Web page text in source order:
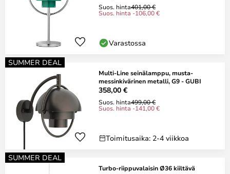
Suos. hinta401,00 €
Suos. hinta -106,00 €
Varastossa
SUMMER DEAL
Multi-Line seinälamppu, musta-
messinkivärinen metalli, G9 - GUBI
358,00 €
Suos. hinta499,00 €
Suos. hinta -141,00 €
Toimitusaika: 2-4 viikkoa
SUMMER DEAL
Turbo-riippuvalaisin Ø36 kiiltävä